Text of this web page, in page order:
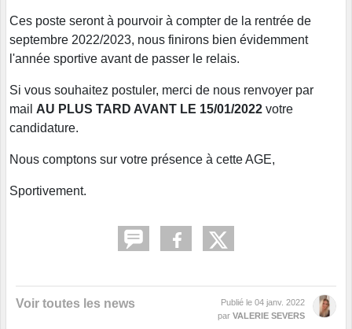
Ces poste seront à pourvoir à compter de la rentrée de
septembre 2022/2023, nous finirons bien évidemment
l'année sportive avant de passer le relais.
Si vous souhaitez postuler, merci de nous renvoyer par
mail AU PLUS TARD AVANT LE 15/01/2022 votre
candidature.
Nous comptons sur votre présence à cette AGE,
Sportivement.
Voir toutes les news Publié le 04 janv. 2022
par VALERIE SEVERS